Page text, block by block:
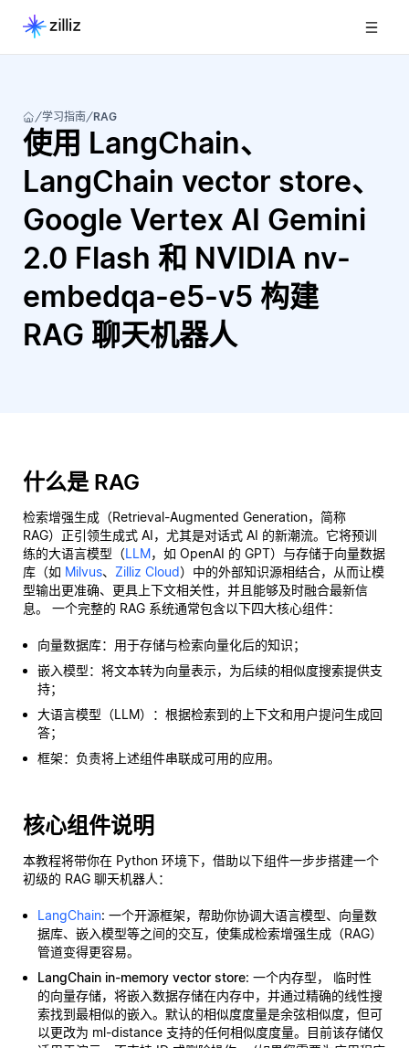
学习指南 RAG
使用 LangChain、
LangChain vector store、
Google Vertex AI Gemini
2.0 Flash 和 NVIDIA nv-
embedqa-e5-v5 构建
RAG 聊天机器人
什么是 RAG
检索增强生成（Retrieval-Augmented Generation，简称
RAG）正引领生成式 AI，尤其是对话式 AI 的新潮流。它将预训
练的大语言模型（LLM，如 OpenAI 的 GPT）与存储于向量数据
库（如 Milvus、 Zilliz Cloud）中的外部知识源相结合，从而让模
型输出更准确、更具上下文相关性，并且能够及时融合最新信
息。 一个完整的 RAG 系统通常包含以下四大核心组件：
向量数据库：用于存储与检索向量化后的知识；
嵌入模型：将文本转为向量表示，为后续的相似度搜索提供支
持；
大语言模型（LLM）：根据检索到的上下文和用户提问生成回
答；
框架：负责将上述组件串联成可用的应用。
核心组件说明
本教程将带你在 Python 环境下，借助以下组件一步步搭建一个
初级的 RAG 聊天机器人：
LangChain: 一个开源框架，帮助你协调大语言模型、向量数
据库、嵌入模型等之间的交互，使集成检索增强生成（RAG）
管道变得更容易。
LangChain in-memory vector store: 一个内存型， 临时性
的向量存储，将嵌入数据存储在内存中，并通过精确的线性搜
索找到最相似的嵌入。默认的相似度度量是余弦相似度，但可
以更改为 ml-distance 支持的任何相似度度量。目前该存储仅